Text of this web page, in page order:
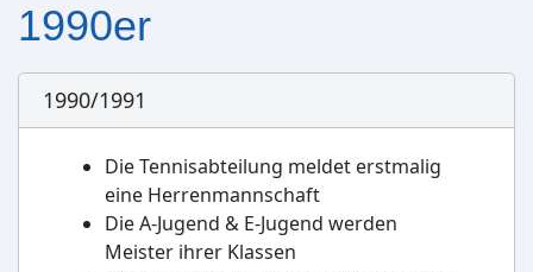
1990er
1990/1991
Die Tennisabteilung meldet erstmalig
eine Herrenmannschaft
Die A-Jugend & E-Jugend werden
Meister ihrer Klassen